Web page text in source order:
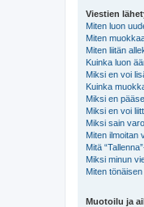
Viestien
Miten luon
Miten
Miten liitän
Kuinka luon
Miksi en voi
Kuinka
Miksi en
Miksi en voi
Miksi sain
Miten ilmoitan
Mitä
Miksi minun
Miten
Muotoilu ja